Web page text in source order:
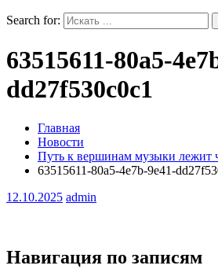
Search for:
63515611-80a5-
dd27f530c0c1
Главная
Новости
Путь к вершинам музыки лежит
63515611-80a5-4e7b-9e41-
12.10.2025 admin
Навигация по записям